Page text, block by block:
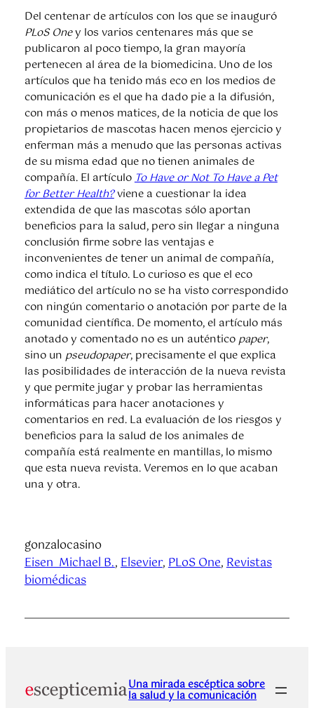
Del centenar de artículos con los que se inauguró
PLoS Oney los varios centenares más que se
publicaron al poco tiempo, la gran mayoría
pertenecen al área de la biomedicina. Uno de los
artículos que ha tenido más eco en los medios de
comunicación es el que ha dado pie a la difusión,
con más o menos matices, de la noticia de que los
propietarios de mascotas hacen menos ejercicio y
enferman más a menudo que las personas activas
de su misma edad que no tienen animales de
compañía. El artículoTo Have or Not To Have a Pet
for Better Health?viene a cuestionar la idea
extendida de que las mascotas sólo aportan
beneficios para la salud, pero sin llegar a ninguna
conclusión firme sobre las ventajas e
inconvenientes de tener un animal de compañía,
como indica el título. Lo curioso es que el eco
mediático del artículo no se ha visto correspondido
con ningún comentario o anotación por parte de la
comunidad científica. De momento, el artículo más
anotado y comentado no es un auténticopaper,
sino un pseudopaper, precisamente el que explica
las posibilidades de interacción de la nueva revista
y que permite jugar y probar las herramientas
informáticas para hacer anotaciones y
comentarios en red. La evaluación de los riesgos y
beneficios para la salud de los animales de
compañía está realmente en mantillas, lo mismo
que esta nueva revista. Veremos en lo que acaban
una y otra.
gonzalocasino
Eisen_Michael B., Elsevier, PLoS One, Revistas
biomédicas
Una mirada escéptica sobre
la salud y la comunicación